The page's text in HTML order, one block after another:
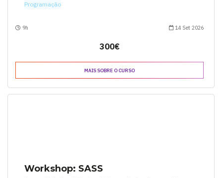
Programação
9h 14 Set 2026
300€
MAIS SOBRE O CURSO
Workshop: SASS